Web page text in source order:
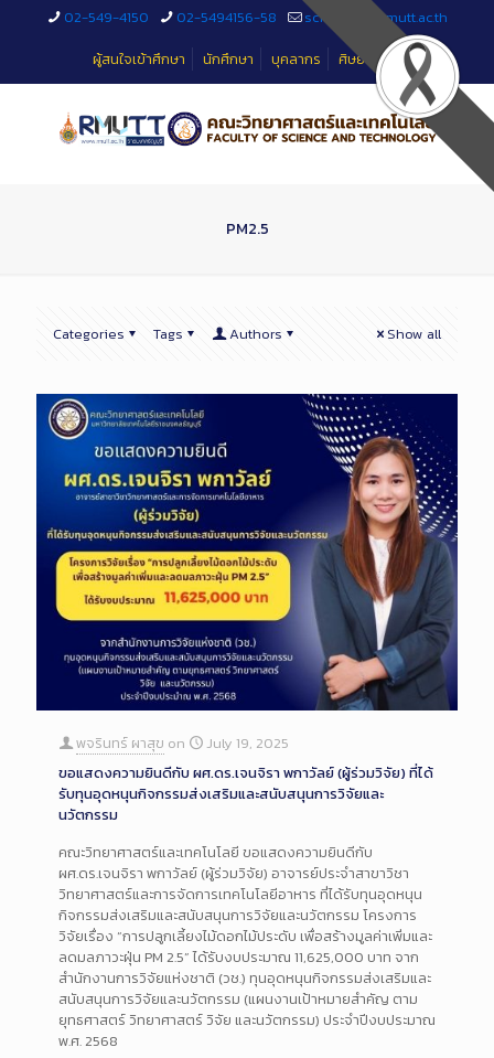
02-549-4150 02-5494156-58
sciteched@rmutt.ac.th
ผู้สนใจเข้าศึกษา
นักศึกษา บุคลากร ศิษย์เก่า
PM2.5
Categories Tags Authors Show all
พจรินทร์ ผาสุข on
July 19, 2025
ขอแสดงความยินดีกับ ผศ.ดร.เจนจิรา พกาวัลย์ (ผู้ร่วมวิจัย) ที่ได้
รับทุนอุดหนุนกิจกรรมส่งเสริมและสนับสนุนการวิจัยและ
นวัตกรรม
คณะวิทยาศาสตร์และเทคโนโลยี ขอแสดงความยินดีกับ
ผศ.ดร.เจนจิรา พกาวัลย์ (ผู้ร่วมวิจัย) อาจารย์ประจำสาขาวิชา
วิทยาศาสตร์และการจัดการเทคโนโลยีอาหาร ที่ได้รับทุนอุดหนุน
กิจกรรมส่งเสริมและสนับสนุนการวิจัยและนวัตกรรม โครงการ
วิจัยเรื่อง “การปลูกเลี้ยงไม้ดอกไม้ประดับ เพื่อสร้างมูลค่าเพิ่มและ
ลดมลภาวะฝุ่น PM 2.5” ได้รับงบประมาณ 11,625,000 บาท จาก
สำนักงานการวิจัยแห่งชาติ (วช.) ทุนอุดหนุนกิจกรรมส่งเสริมและ
สนับสนุนการวิจัยและนวัตกรรม (แผนงานเป้าหมายสำคัญ ตาม
ยุทธศาสตร์ วิทยาศาสตร์ วิจัย และนวัตกรรม) ประจำปีงบประมาณ
พ.ศ. 2568